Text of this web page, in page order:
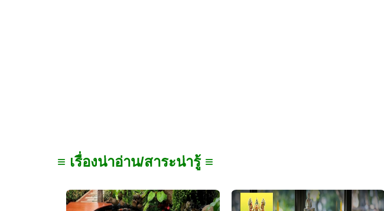
≡ เรื่องน่าอ่าน/สาระน่ารู้ ≡